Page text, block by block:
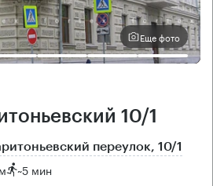
Еще фото
10/1
переулок, 10/1
~5 мин